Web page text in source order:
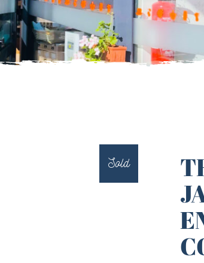
– Graines – Fruits secs
Charcutaille
(Paniers)
Sold